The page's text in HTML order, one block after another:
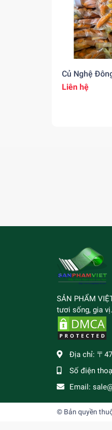
Củ Nghệ Đông Lạnh
250gr )
Liên hệ
SẢN PHẨM
tươi sống, gia
Địa chỉ: 〒
Số điện
Email:
© Bản quyền